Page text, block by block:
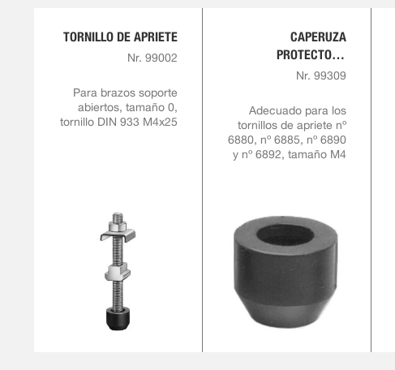
TORNILLO DE APRIETE
Nr. 99002
Para brazos soporte
abiertos, tamaño 0,
tornillo DIN 933 M4x25
CAPERUZA
PROTECTORA
FABRICADA DE GOMA
ACEITE
Nr. 99309
Adecuado para los
tornillos de apriete nº
6880, nº 6885, nº 6890
y nº 6892, tamaño M4